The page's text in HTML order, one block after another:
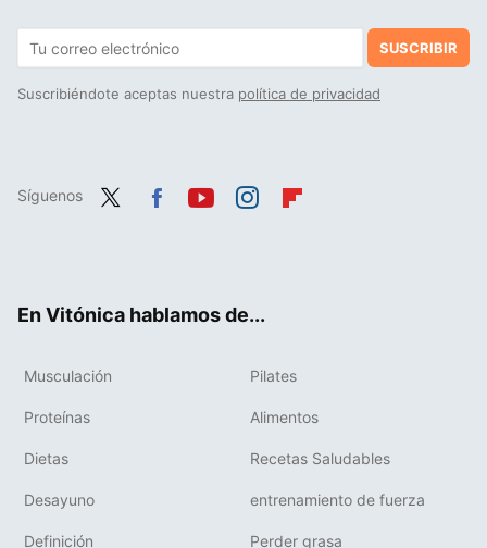
SUSCRIBIR
Suscribiéndote aceptas nuestra política de privacidad
Síguenos
En Vitónica hablamos de...
Musculación Pilates
Proteínas Alimentos
Dietas Recetas Saludables
Desayuno entrenamiento de fuerza
Definición Perder grasa